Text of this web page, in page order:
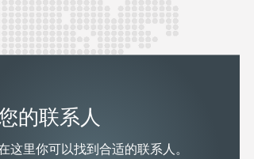
的联系人
这里你可以找到合适的联系人。